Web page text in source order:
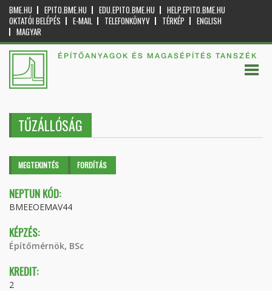
BME.HU EPITO.BME.HU EDU.EPITO.BME.HU
HELP.EPITO.BME.HU
OKTATÓI BELÉPÉS
E-MAIL TELEFONKÖNYV TÉRKÉP
ENGLISH
MAGYAR
ÉPÍTŐANYAGOK ÉS MAGASÉPÍTÉS TANSZÉK
TŰZÁLLÓSÁG
Elsődleges fülek
MEGTEKINTÉS (AKTÍVFORDÍTÁS
NEPTUN KÓD:
BMEEOEMAV44
KÉPZÉS:
Építőmérnök, BSc
KREDIT:
2